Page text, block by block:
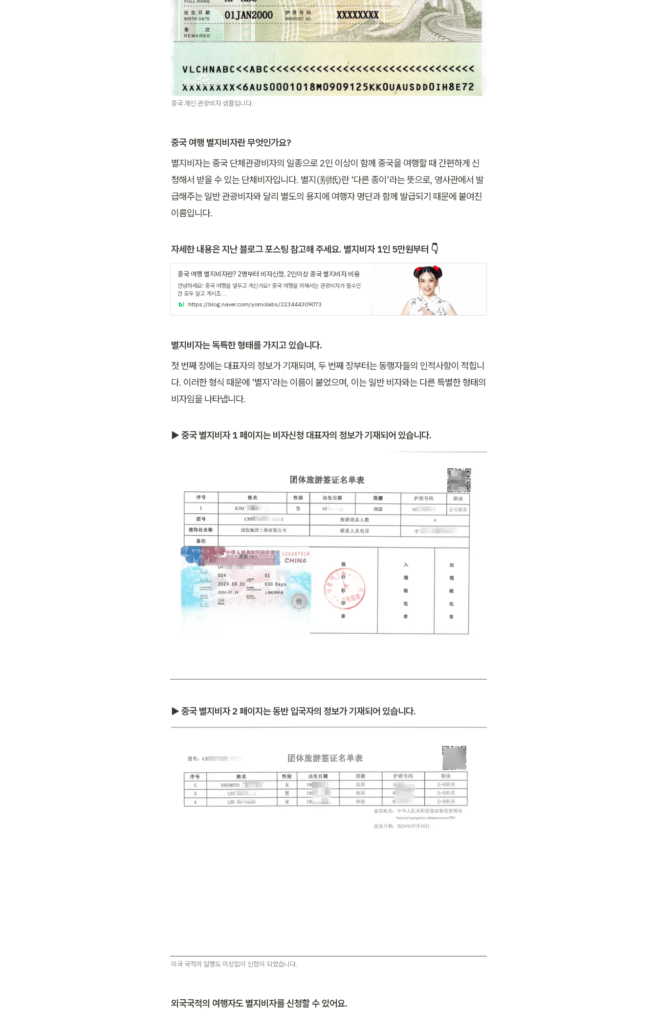
중국 개인 관광비자 샘플입니다.
중국 여행 별지비자란 무엇인가요?
별지비자는 중국 단체관광비자의 일종으로 2인 이상이 함께 중국을 여행할 때 간편하게 신
청해서 받을 수 있는 단체비자입니다. 별지(别纸)란 '다른 종이'라는 뜻으로, 영사관에서 발
급해주는 일반 관광비자와 달리 별도의 용지에 여행자 명단과 함께 발급되기 때문에 붙여진
이름입니다.
자세한 내용은 지난 블로그 포스팅 참고해 주세요. 별지비자 1인 5만원부터 👇
중국 여행 별지비자란? 2명부터 비자신청, 2인이상 중국 별지비자 비용
안녕하세요! 중국 여행을 앞두고 계신가요? 중국 여행을 위해서는 관광비자가 필수인
건 모두 알고 계시죠....
https://blog.naver.com/yomolabs/223444309073
별지비자는 독특한 형태를 가지고 있습니다.
첫 번째 장에는 대표자의 정보가 기재되며, 두 번째 장부터는 동행자들의 인적사항이 적힙니
다. 이러한 형식 때문에 '별지'라는 이름이 붙었으며, 이는 일반 비자와는 다른 특별한 형태의
비자임을 나타냅니다.
▶ 중국 별지비자 1 페이지는 비자신청 대표자의 정보가 기재되어 있습니다.
▶ 중국 별지비자 2 페이지는 동반 입국자의 정보가 기재되어 있습니다.
미국 국적의 일행도 이상없이 신청이 되었습니다.
외국국적의 여행자도 별지비자를 신청할 수 있어요.